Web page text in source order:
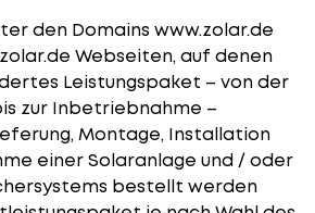
den Domains www.zolar.de
Webseiten, auf denen
Leistungspaket – von der
zur Inbetriebnahme –
Montage, Installation
einer Solaranlage und / oder
bestellt werden